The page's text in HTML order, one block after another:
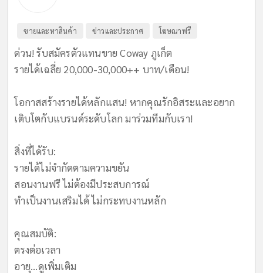
ขายและหาสินค้า ข่าวและประกาศ โฆษณาฟรี
ด่วน! รับสมัครตัวแทนขาย Coway ภูเก็ต
รายได้เฉลี่ย 20,000-30,000++ บาท/เดือน!
​โอกาสสร้างรายได้หลักแสน! หากคุณรักอิสระและอยาก
เติบโตกับแบรนด์ระดับโลก มาร่วมทีมกับเรา!
​สิ่งที่ได้รับ:
รายได้ไม่จำกัดตามความขยัน
สอนงานฟรี ไม่ต้องมีประสบการณ์
ทำเป็นงานเสริมได้ ไม่กระทบงานหลัก
​คุณสมบัติ:
ตรงต่อเวลา
อายุ...ดูเพิ่มเติม